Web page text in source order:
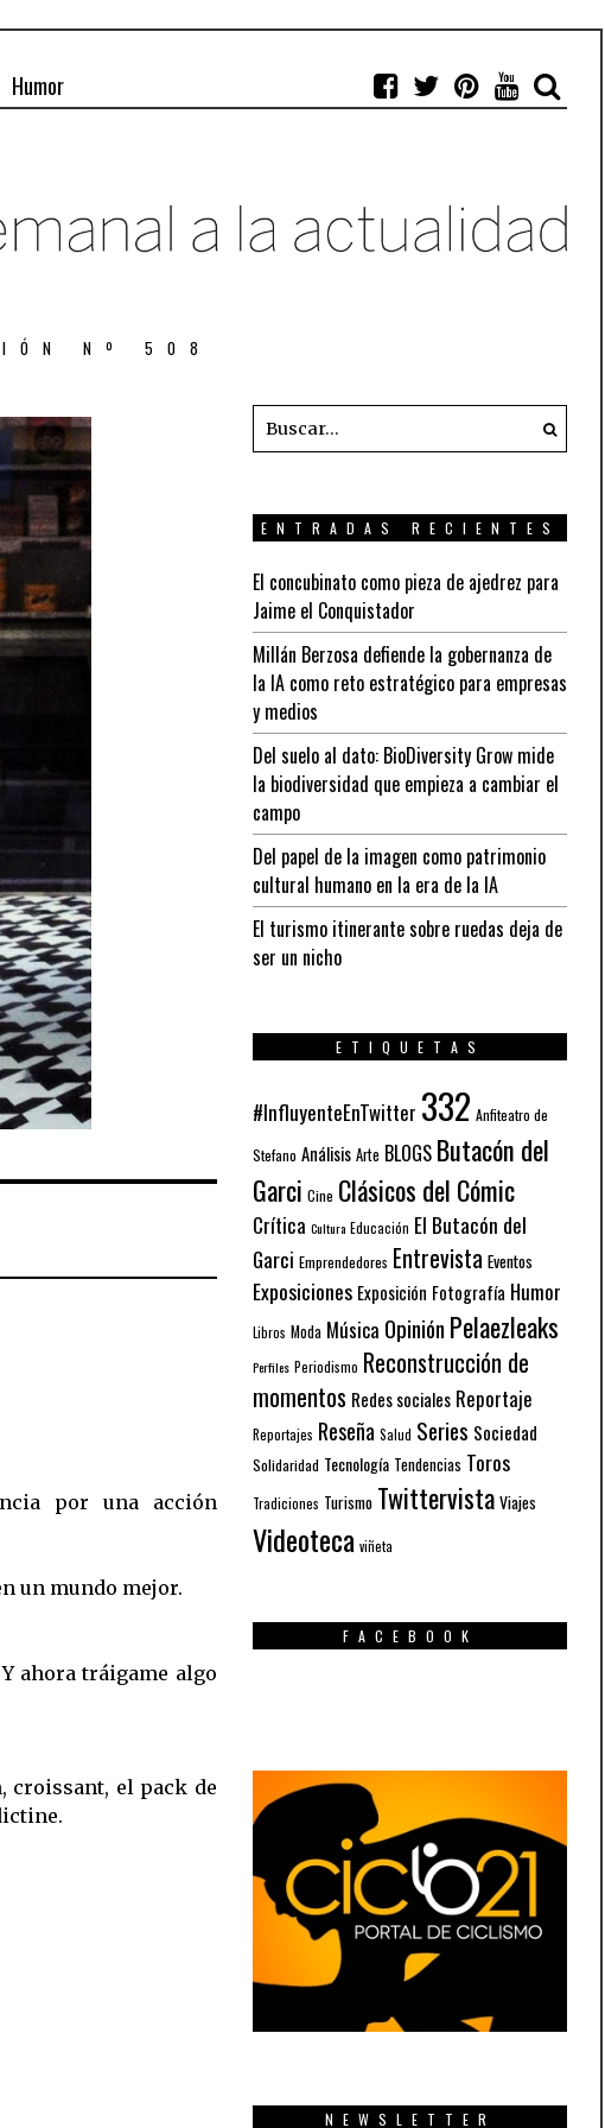
Humor
Nº 508
por una acción
un mundo mejor.
Y ahora tráigame algo
croissant, el pack de
ENTRADAS RECIENTES
El concubinato como pieza de ajedrez para
Jaime el Conquistador
Millán Berzosa defiende la gobernanza de
la IA como reto estratégico para empresas
y medios
Del suelo al dato: BioDiversity Grow mide
la biodiversidad que empieza a cambiar el
campo
Del papel de la imagen como patrimonio
cultural humano en la era de la IA
El turismo itinerante sobre ruedas deja de
ser un nicho
ETIQUETAS
#InfluyenteEnTwitter 332 Anfiteatro de
Stefano Análisis Arte BLOGS Butacón del
Garci Cine Clásicos del Cómic
Crítica Cultura Educación El Butacón del
Garci Emprendedores Entrevista Eventos
Exposiciones Exposición Fotografía Humor
Libros Moda Música Opinión Pelaezleaks
Perfiles Periodismo Reconstrucción de
momentos Redes sociales Reportaje
Reportajes Reseña Salud Series Sociedad
Solidaridad Tecnología Tendencias Toros
Tradiciones Turismo Twittervista Viajes
Videoteca viñeta
FACEBOOK
NEWSLETTER